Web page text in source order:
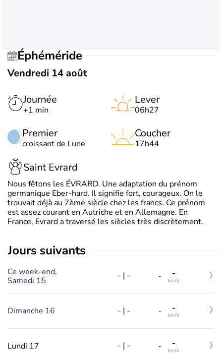
Éphéméride
Vendredi 14 août
Journée
+1 min
Premier
croissant de Lune
Lever
06h27
Coucher
17h44
Saint Evrard
Nous fêtons les ÉVRARD. Une adaptation du prénom
germanique Eber-hard. Il signifie fort, courageux. On le
trouvait déjà au 7ème siècle chez les francs. Ce prénom
est assez courant en Autriche et en Allemagne. En
France, Evrard a traversé les siècles très discrètement.
jours suivants
Ce week-end,
Samedi 15
- | - - -
km/h
Dimanche 16 - | - - -
km/h
Lundi 17 - | - - -
km/h